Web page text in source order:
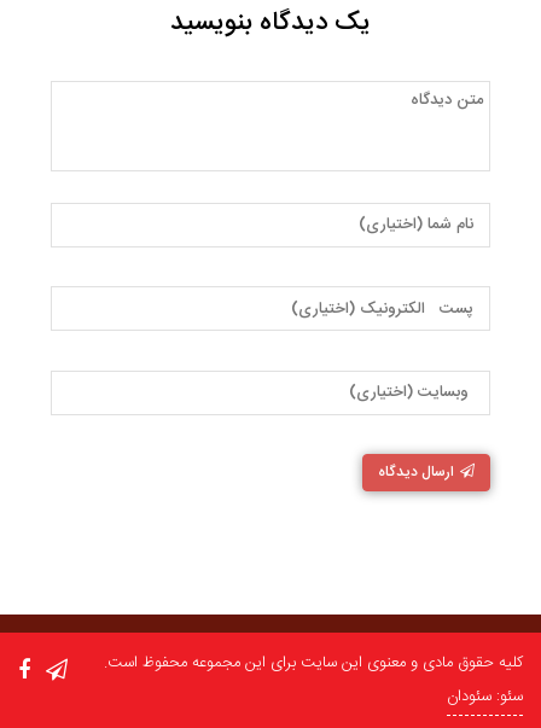
یک دیدگاه بنویسید
ارسال دیدگاه
کلیه حقوق مادی و معنوی این سایت برای این مجموعه محفوظ است.
سئو: سئودان